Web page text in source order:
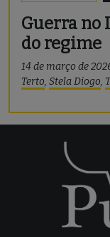
Guerra no
do regime
14 de março de
Terto, Stela Diogo,